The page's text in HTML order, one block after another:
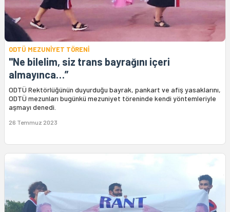
ODTÜ MEZUNİYET TÖRENİ
"Ne bilelim, siz trans bayrağını içeri
almayınca…”
ODTÜ Rektörlüğünün duyurduğu bayrak, pankart ve afiş yasaklarını,
ODTÜ mezunları bugünkü mezuniyet töreninde kendi yöntemleriyle
aşmayı denedi.
26 Temmuz 2023